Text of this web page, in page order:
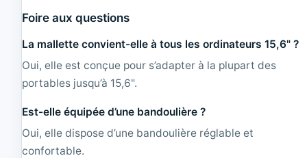
Foire aux questions
La mallette convient-elle à tous les ordinateurs 15,6" ?
Oui, elle est conçue pour s’adapter à la plupart des
portables jusqu’à 15,6".
Est-elle équipée d’une bandoulière ?
Oui, elle dispose d’une bandoulière réglable et
confortable.